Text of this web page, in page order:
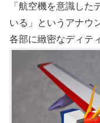
「航空機を意識した
いる」というアナウ
各部に緻密なディテ